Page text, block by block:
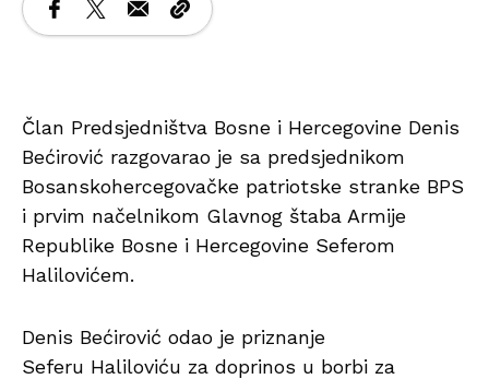
Član Predsjedništva Bosne i Hercegovine Denis
Bećirović razgovarao je sa predsjednikom
Bosanskohercegovačke patriotske stranke BPS
i prvim načelnikom Glavnog štaba Armije
Republike Bosne i Hercegovine Seferom
Halilovićem.
Denis Bećirović odao je priznanje
Seferu Haliloviću za doprinos u borbi za